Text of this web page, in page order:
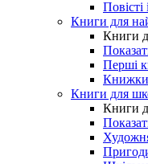
Повісті
Книги для
Книги
Перші
Книги для
Книги